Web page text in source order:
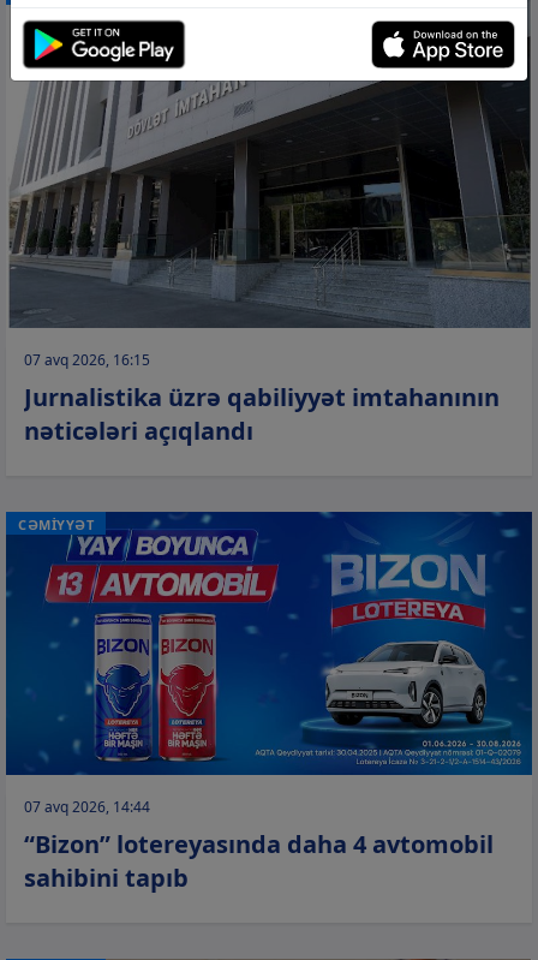
07 avq 2026, 16:15
Jurnalistika üzrə qabiliyyət imtahanının
nəticələri açıqlandı
CƏMİYYƏT
07 avq 2026, 14:44
“Bizon” lotereyasında daha 4 avtomobil
sahibini tapıb